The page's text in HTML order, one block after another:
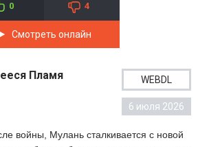
0 4
Смотреть онлайн
Пламя
WEBDL
6 июля 2026
войны, Мулань сталкивается с новой